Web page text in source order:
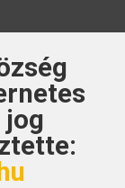
jog